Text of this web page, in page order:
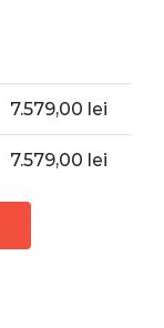
7.579,00 lei
7.579,00 lei